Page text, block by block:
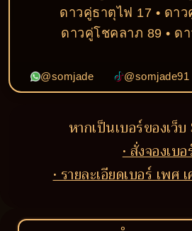
ดาวคู่ธาตุไฟ 17 • ดา
ดาวคู่โชคลาภ 89 • ด
@somjade @somjade91
หากเป็นเบอร์ของเว็
• สั่งจองเบ
• รายละเอียดเบอร์ เพศ